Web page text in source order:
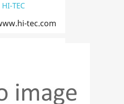
HI-TEC
tec.com